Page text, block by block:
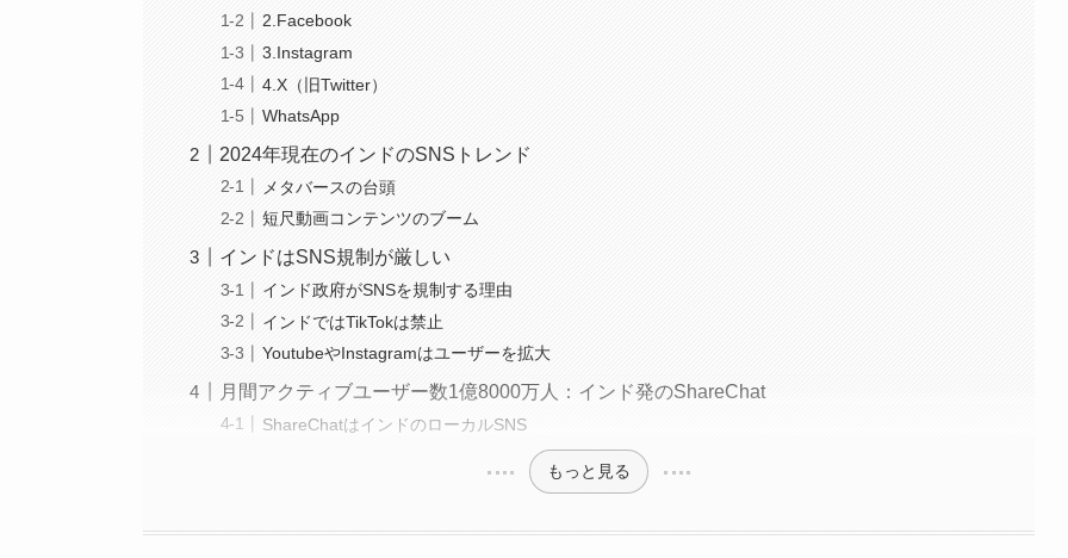
2.Facebook
3.Instagram
4.X（旧Twitter）
WhatsApp
2024年現在のインドのSNSトレンド
メタバースの台頭
短尺動画コンテンツのブーム
インドはSNS規制が厳しい
インド政府がSNSを規制する理由
インドではTikTokは禁止
YoutubeやInstagramはユーザーを拡大
月間アクティブユーザー数1億8000万人：インド発のShareChat
ShareChatはインドのローカルSNS
もっと見る